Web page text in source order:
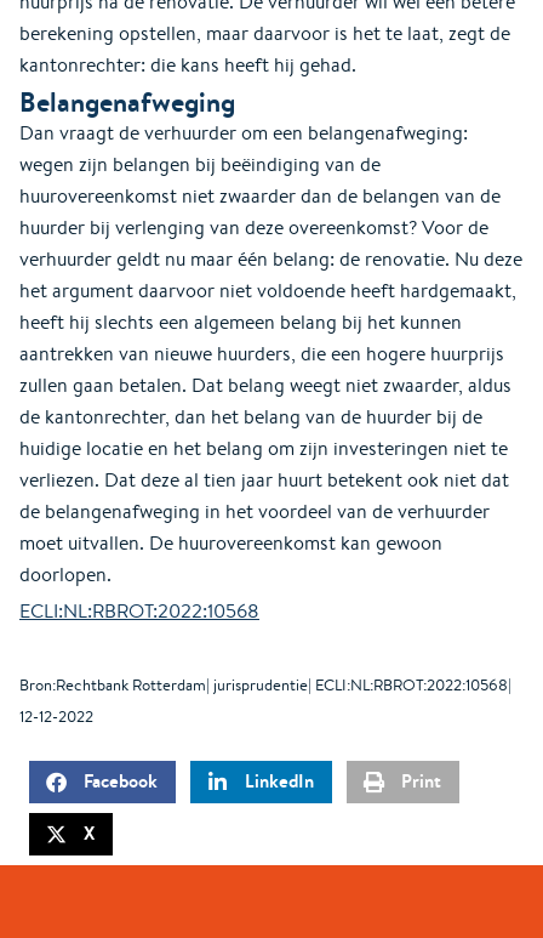
berekening opstellen, maar daarvoor is het te laat, zegt de
kantonrechter: die kans heeft hij gehad.
Belangenafweging
Dan vraagt de verhuurder om een belangenafweging:
wegen zijn belangen bij beëindiging van de
huurovereenkomst niet zwaarder dan de belangen van de
huurder bij verlenging van deze overeenkomst? Voor de
verhuurder geldt nu maar één belang: de renovatie. Nu deze
het argument daarvoor niet voldoende heeft hardgemaakt,
heeft hij slechts een algemeen belang bij het kunnen
aantrekken van nieuwe huurders, die een hogere huurprijs
zullen gaan betalen. Dat belang weegt niet zwaarder, aldus
de kantonrechter, dan het belang van de huurder bij de
huidige locatie en het belang om zijn investeringen niet te
verliezen. Dat deze al tien jaar huurt betekent ook niet dat
de belangenafweging in het voordeel van de verhuurder
moet uitvallen. De huurovereenkomst kan gewoon
doorlopen.
ECLI:NL:RBROT:2022:10568
Bron:Rechtbank Rotterdam| jurisprudentie| ECLI:NL:RBROT:2022:10568|
12-12-2022
Facebook LinkedIn Print
X